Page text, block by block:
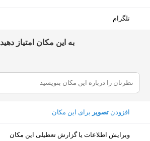
جمعه
شنبه
تلگرام
ﺑﻪ اﯾﻦ ﻣﮑﺎن اﻣﺘﯿﺎز دﻫﯿﺪ
افزودن تصویر برای این مکان
ویرایش اطلاعات یا گزارش تعطیلی این مکان